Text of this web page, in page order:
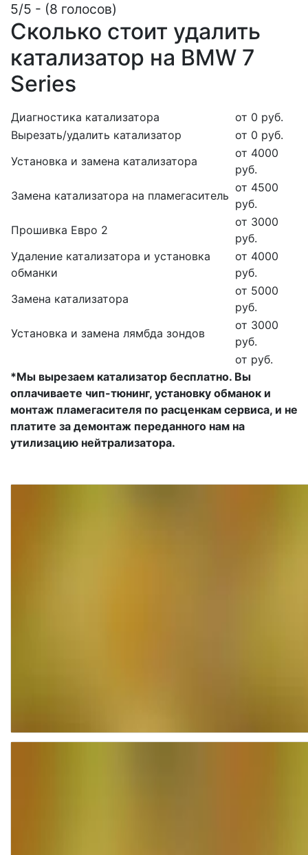
5/5 - (8 голосов)
Сколько стоит удалить
катализатор на BMW 7
Series
Диагностика катализатора
от 0 руб.
Вырезать/удалить катализатор
от 0 руб.
Установка и замена катализатора
от 4000
руб.
Замена катализатора на пламегаситель
от 4500
руб.
Прошивка Евро 2
от 3000
руб.
Удаление катализатора и установка
обманки
от 4000
руб.
Замена катализатора
от 5000
руб.
Установка и замена лямбда зондов
от 3000
руб.
от руб.
*Мы вырезаем катализатор бесплатно. Вы
оплачиваете чип-тюнинг, установку обманок и
монтаж пламегасителя по расценкам сервиса, и не
платите за демонтаж переданного нам на
утилизацию нейтрализатора.